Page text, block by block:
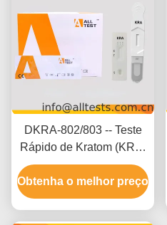
DKRA-802/803 -- Teste
Rápido de Kratom (KRA)
(Fluido Oral)
(Cassete/Dispositivo)
Obtenha o melhor preço